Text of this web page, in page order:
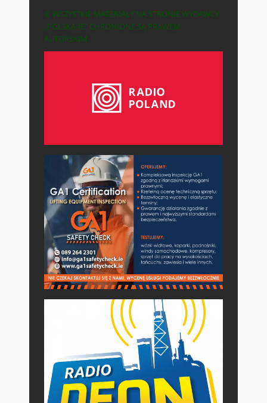
© WSZYSTKIE MATERIAŁY NA STRONIE WYDAWCY
„POLSKA-IE” CHRONIONE SĄ PRAWEM
AUTORSKIM.